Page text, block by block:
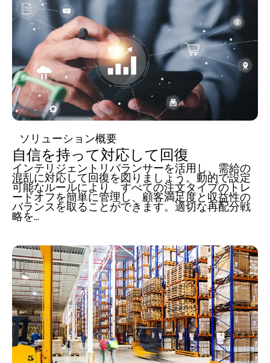
ソリューション概要
自信を持って対応して回復
インテリジェントリバランサーを活用し、需給の
混乱に対応して回復を図りましょう。動的で設定
可能なルールにより、すべての注文タイプのトレ
ードオフを簡単に管理し、顧客満足度と収益性の
バランスを取ることができます。適切な再配分戦
略を...